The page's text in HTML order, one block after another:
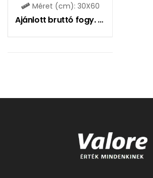
Méret (cm): 30X60
Ajánlott bruttó fogy. ár: